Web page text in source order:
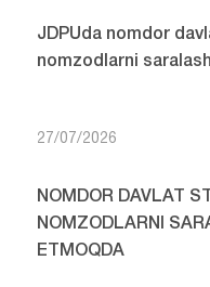
JDPUda nomdor
nomzodlarni
27/07/2026
NOMDOR DAVLAT
NOMZODLARNI
ETMOQDA